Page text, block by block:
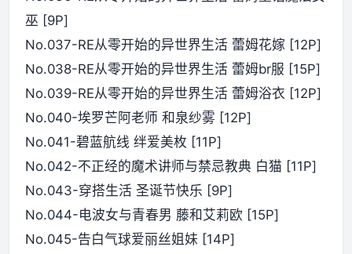
巫 [9P]
No.037-RE从零开始的异世界生活 蕾姆花嫁 [12P]
No.038-RE从零开始的异世界生活 蕾姆br服 [15P]
No.039-RE从零开始的异世界生活 蕾姆浴衣 [12P]
No.040-埃罗芒阿老师 和泉纱雾 [12P]
No.041-碧蓝航线 绊爱美枚 [11P]
No.042-不正经的魔术讲师与禁忌教典 白猫 [11P]
No.043-穿搭生活 圣诞节快乐 [9P]
No.044-电波女与青春男 藤和艾莉欧 [15P]
No.045-告白气球爱丽丝姐妹 [14P]